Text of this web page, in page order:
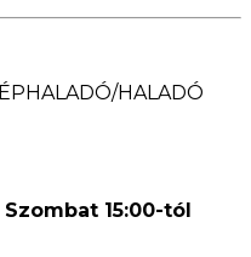
HALADÓ
Szombat 15:00-tól